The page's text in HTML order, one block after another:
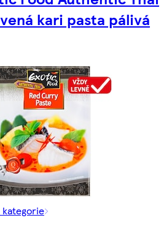
kari pasta pálivá
kategorie